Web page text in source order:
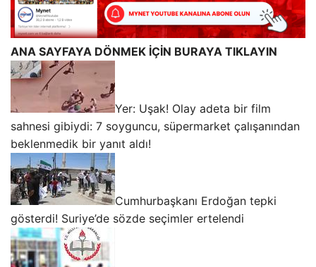
ANA SAYFAYA DÖNMEK İÇİN BURAYA TIKLAYIN
Yer: Uşak! Olay adeta bir film
sahnesi gibiydi: 7 soyguncu, süpermarket çalışanından
beklenmedik bir yanıt aldı!
Cumhurbaşkanı Erdoğan tepki
gösterdi! Suriye’de sözde seçimler ertelendi